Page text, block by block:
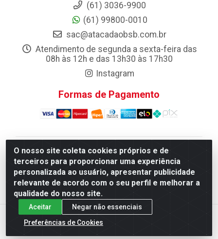
O nosso site coleta cookies próprios e de
terceiros para proporcionar uma experiência
personalizada ao usuário, apresentar publicidade
relevante de acordo com o seu perfil e melhorar a
qualidade do nosso site.
Aceitar
Negar não essenciais
Preferências de Cookies
(61) 3036-9900
(61) 99800-0010
sac@atacadaobsb.com.br
Atendimento de segunda a sexta-feira das
08h às 12h e das 13h30 às 17h30
Instagram
Formas de Pagamento
Atacadao da Limpeza F. Pereira Queiroz Comercio e
Distribuicao LTDA - Quadra Qi 10 Lotes 39 e, 41 - Setor
Industrial (Taguatinga), Brasília/DF - CEP 72.135-100 -
CNPJ 13.184.675/0001-80